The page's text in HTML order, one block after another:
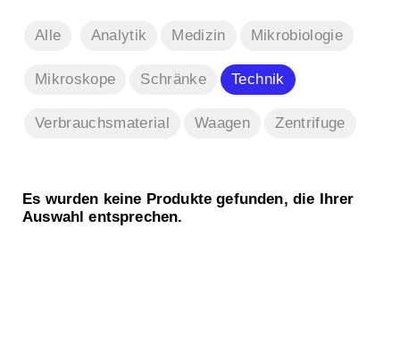
Alle Analytik Medizin Mikrobiologie
Mikroskope Schränke Technik
Verbrauchsmaterial Waagen Zentrifuge
Es wurden keine Produkte gefunden, die Ihrer
Auswahl entsprechen.